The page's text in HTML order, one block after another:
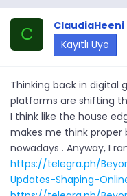
C
ClaudiaHeeni
Kayıtlı Üye
Thinking back in digital
platforms are shifting
I think like the house
makes me think proper
nowadays . Anyway, I
https://telegra.ph/
Updates-Shaping-